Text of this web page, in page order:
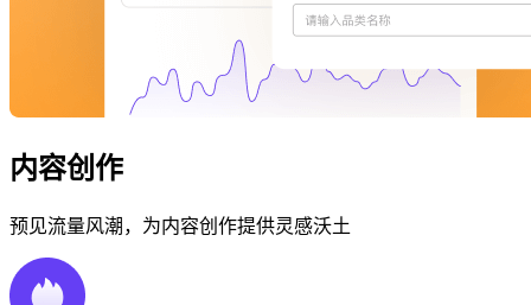
内容创作
预见流量风潮，为内容创作提供灵感沃土